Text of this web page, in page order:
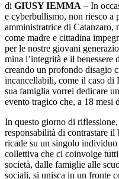
di GIUSY IEMMA – In
e cyberbullismo, non riesco a
amministratrice di Catanzaro,
come madre e cittadina
per le nostre giovani
mina l’integrità e il benessere
creando un profondo disagio
incancellabili, come il caso di
sua famiglia vorrei dedicare
evento tragico che, a 18 mesi
In questo giorno di
responsabilità di contrastare
ricade su un singolo
collettiva che ci coinvolge
società, dalle famiglie alle
sociali, si unisca in un fronte